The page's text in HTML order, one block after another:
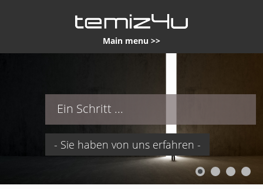
Main menu >>
Ein Schritt ...
- Sie haben von uns erfahren -